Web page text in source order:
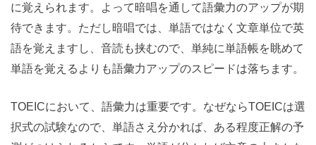
に覚えられます。よって暗唱を通して語彙力のアップが期
待できます。ただし暗唱では、単語ではなく文章単位で英
語を覚えますし、音読も挟むので、単純に単語帳を眺めて
単語を覚えるよりも語彙力アップのスピードは落ちます。
TOEICにおいて、語彙力は重要です。なぜならTOEICは選
択式の試験なので、単語さえ分かれば、ある程度正解の予